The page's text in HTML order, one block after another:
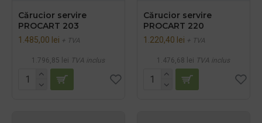
Cărucior servire
PROCART 203
1.485,00 lei + TVA
1.796,85 lei TVA inclus
Cărucior servire
PROCART 220
1.220,40 lei + TVA
1.476,68 lei TVA inclus